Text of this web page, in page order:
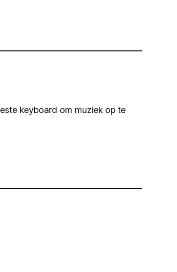
keyboard om muziek op te